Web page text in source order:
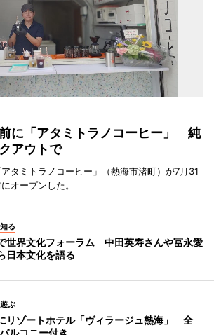
に「アタミトラノコーヒー」 純
アウトで
タミトラノコーヒー」（熱海市渚町）が7月31
オープンした。
る
世界文化フォーラム 中田英寿さんや冨永愛
日本文化を語る
ぶ
リゾートホテル「ヴィラージュ熱海」 全